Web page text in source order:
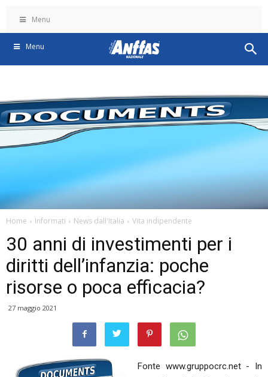
Menu
Menu
Home Informati News dall'Italia Vita indipendente
30 anni di investimenti per i
diritti dell’infanzia: poche
risorse o poca efficacia?
27 maggio 2021
Fonte www.gruppocrc.net - In